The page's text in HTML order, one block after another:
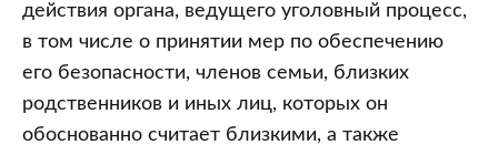
действия органа, ведущего уголовный процесс,
в том числе о принятии мер по обеспечению
его безопасности, членов семьи, близких
родственников и иных лиц, которых он
обоснованно считает близкими, а также